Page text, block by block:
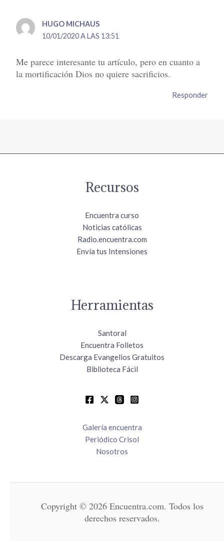
HUGO MICHAUS
10/01/2020 A LAS 13:51
Me parece interesante tu artículo, pero en cuanto a
la mortificación Dios no quiere sacrificios.
Responder
Recursos
Encuentra curso
Noticias católicas
Radio.encuentra.com
Envía tus Intensiones
Herramientas
Santoral
Encuentra Folletos
Descarga Evangelios Gratuitos
Biblioteca Fácil
Galería encuentra
Periódico Crisol
Nosotros
Copyright © 2026 Encuentra.com. Todos los
derechos reservados.